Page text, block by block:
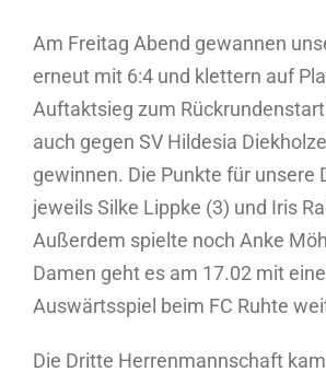
Am Freitag Abend gewannen
erneut mit 6:4 und klettern auf
Auftaktsieg zum
auch gegen SV Hildesia
gewinnen. Die Punkte für unsere
jeweils Silke Lippke (3) und Iris
Außerdem spielte noch Anke
Damen geht es am 17.02 mit
Auswärtsspiel beim FC Ruhte
Die Dritte Herrenmannschaft